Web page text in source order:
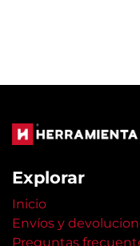
Explorar
Inicio
Envíos y
Preguntas